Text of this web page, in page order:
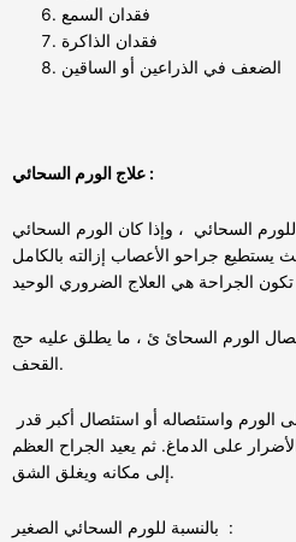
فقدان السمع
فقدان الذاكرة
الضعف في الذراعين أو الساقين
علاج الورم السحائي :
السحائي ، وإذا كان الورم السحائي
جراحو الأعصاب إزالته بالكامل
الورم السحائ ئ ، ما يطلق عليه حج
القحف.
على الدماغ. ثم يعيد الجراح العظم
إلى مكانه ويغلق الشق.
بالنسبة للورم السحائي الصغير :